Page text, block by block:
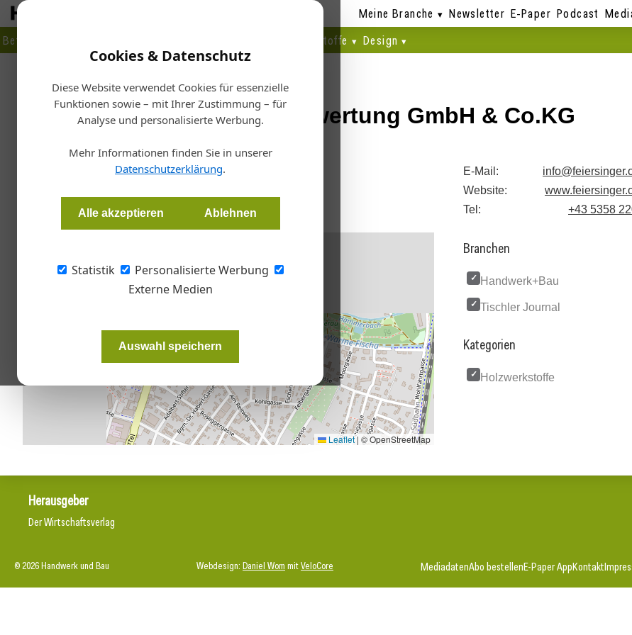
Cookies & Datenschutz
Diese Website verwendet Cookies für essenzielle
Funktionen sowie – mit Ihrer Zustimmung – für
Analyse und personalisierte Werbung.
Mehr Informationen finden Sie in unserer
Datenschutzerklärung.
Alle akzeptieren Ablehnen
Statistik
Personalisierte Werbung
Externe Medien
Auswahl speichern
Meine Branche Newsletter E-Paper Podcast
Betrieb
Bau- + Werkstoffe Design
Firmenverzeichnis › Feiersinger Tiroler Holzverwertung GmbH & Co.KG
Feiersinger Tiroler Holzverwertung GmbH & Co.KG
Standort
Leaflet | © OpenStreetMap
E-Mail:
Website:
Tel:
+43 5358
Branchen
Handwerk+Bau
Tischler Journal
Kategorien
Holzwerkstoffe
Herausgeber
Der Wirtschaftsverlag
© 2026 Handwerk und Bau Webdesign: Daniel Wom mitVeloCore MediadatenAbo bestellenE-Paper AppKontakt